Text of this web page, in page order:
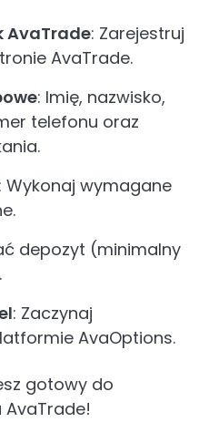
AvaTrade: Zarejestruj
AvaTrade.
: Imię, nazwisko,
telefonu oraz
: Wykonaj wymagane
depozyt (minimalny
: Zaczynaj
AvaOptions.
gotowy do